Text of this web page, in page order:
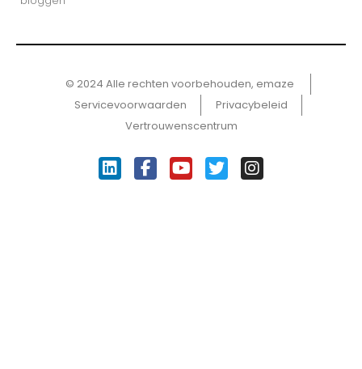
© 2024 Alle rechten voorbehouden, emaze ​
Servicevoorwaarden
Privacybeleid
Vertrouwenscentrum